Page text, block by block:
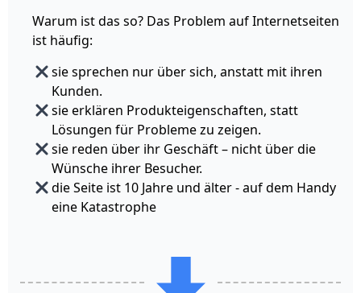
Warum ist das so? Das Problem auf Internetseiten
ist häufig:
sie sprechen nur über sich, anstatt mit ihren
Kunden.
sie erklären Produkteigenschaften, statt
Lösungen für Probleme zu zeigen.
sie reden über ihr Geschäft – nicht über die
Wünsche ihrer Besucher.
die Seite ist 10 Jahre und älter - auf dem Handy
eine Katastrophe